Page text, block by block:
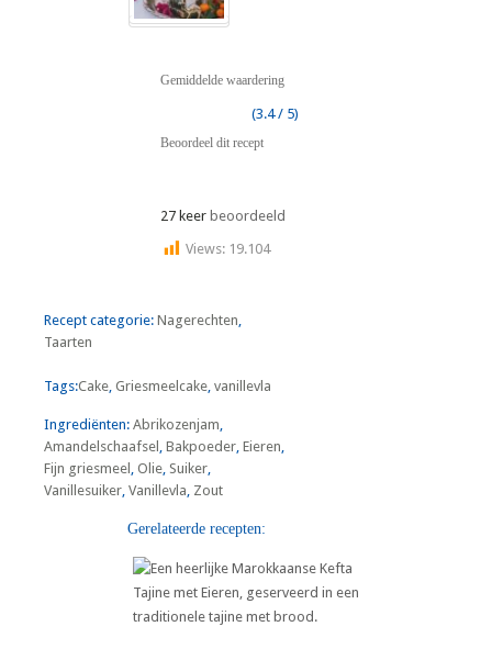
Gemiddelde waardering
(3.4 / 5)
Beoordeel dit recept
27 keer beoordeeld
Views: 19.104
Recept categorie:Nagerechten,
Taarten
Tags:Cake,Griesmeelcake,vanillevla
Ingrediënten:Abrikozenjam,
Amandelschaafsel ,Bakpoeder,Eieren,
Fijn griesmeel , Olie, Suiker,
Vanillesuiker,Vanillevla, Zout
Gerelateerde recepten: